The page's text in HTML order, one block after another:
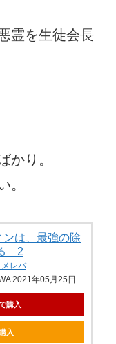
霊を生徒会長
かり。
。
は、最強の除
2
メレバ
2021年05月25日
購入
入